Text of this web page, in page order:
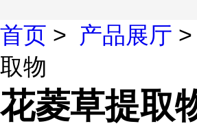
首页 > 产品展厅
取物
花菱草提取